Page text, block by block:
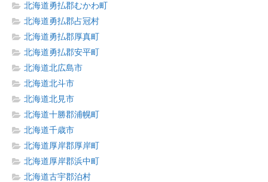
北海道勇払郡むかわ町
北海道勇払郡占冠村
北海道勇払郡厚真町
北海道勇払郡安平町
北海道北広島市
北海道北斗市
北海道北見市
北海道十勝郡浦幌町
北海道千歳市
北海道厚岸郡厚岸町
北海道厚岸郡浜中町
北海道古宇郡泊村